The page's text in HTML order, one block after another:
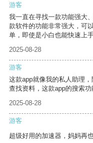
游客
我一直在寻找一款功能强大
款软件的功能非常强大，可
单，即使是小白也能快速上手
2025-08-28
游客
这款app就像我的私人助理
查找资料，这款app的搜索
2025-08-28
游客
超级好用的加速器，妈妈再